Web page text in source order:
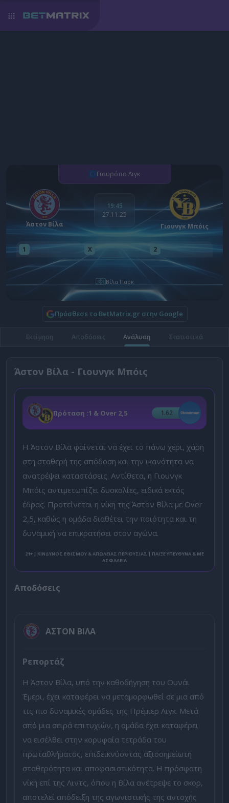
Γιουρόπα Λιγκ
Άστον Βίλα
19:45
27.11.25
Γιουνγκ Μπόις
1 X 2
Βίλα Παρκ
Πρόσθεσε το BetMatrix.gr στην Google
Εκτίμηση Αποδόσεις Ανάλυση Στατιστικά
Άστον Βίλα - Γιουνγκ Μπόις
Πρόταση :1 & Over 2,5 1.62
Η Άστον Βίλα φαίνεται να έχει το πάνω χέρι, χάρη
στη σταθερή της απόδοση και την ικανότητα να
ανατρέψει καταστάσεις. Αντίθετα, η Γιουνγκ
Μπόις αντιμετωπίζει δυσκολίες, ειδικά εκτός
έδρας. Προτείνεται η νίκη της Άστον Βίλα με Over
2,5, καθώς η ομάδα διαθέτει την ποιότητα και τη
δυναμική να επικρατήσει στον αγώνα.
21+ | ΚΙΝΔΥΝΟΣ ΕΘΙΣΜΟΥ & ΑΠΩΛΕΙΑΣ ΠΕΡΙΟΥΣΙΑΣ | ΠΑΙΞΕ ΥΠΕΥΘΥΝΑ & ΜΕ
ΑΣΦΑΛΕΙΑ
Αποδόσεις
ΑΣΤΟΝ ΒΙΛΑ
Ρεπορτάζ
Η Άστον Βίλα, υπό την καθοδήγηση του Ουνάι
Έμερι, έχει καταφέρει να μεταμορφωθεί σε μια από
τις πιο δυναμικές ομάδες της Πρέμιερ Λιγκ. Μετά
από μια σειρά επιτυχιών, η ομάδα έχει καταφέρει
να εισέλθει στην κορυφαία τετράδα του
πρωταθλήματος, επιδεικνύοντας αξιοσημείωτη
σταθερότητα και αποφασιστικότητα. Η πρόσφατη
νίκη επί της Λιντς, όπου η Βίλα ανέτρεψε το σκορ,
αποτελεί απόδειξη της αγωνιστικής της αντοχής